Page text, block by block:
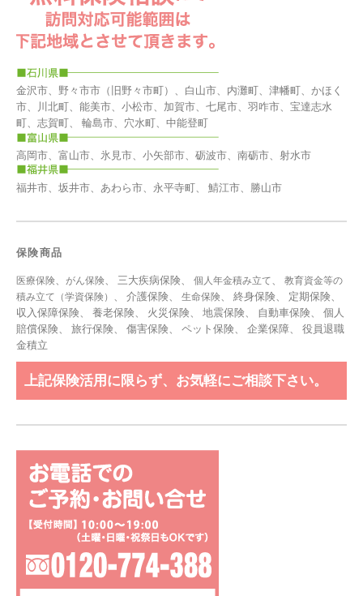
金沢市、野々市市（旧野々市町）、白山市、内灘町、津幡町、かほく
市、川北町、能美市、小松市、加賀市、七尾市、羽咋市、宝達志水
町、志賀町、 輪島市、穴水町、中能登町
高岡市、富山市、氷見市、小矢部市、砺波市、南砺市、射水市
福井市、坂井市、あわら市、永平寺町、 鯖江市、勝山市
保険商品
医療保険、 がん保険、 三大疾病保険、 個人年金積み立て、 教育資金等の
積み立て（学資保険） 、 介護保険、 生命保険、 終身保険、 定期保険、
収入保障保険、 養老保険、 火災保険、 地震保険、 自動車保険、 個人
賠償保険、 旅行保険、 傷害保険、 ペット保険、 企業保障、 役員退職
金積立
上記保険活用に限らず、お気軽にご相談下さい。